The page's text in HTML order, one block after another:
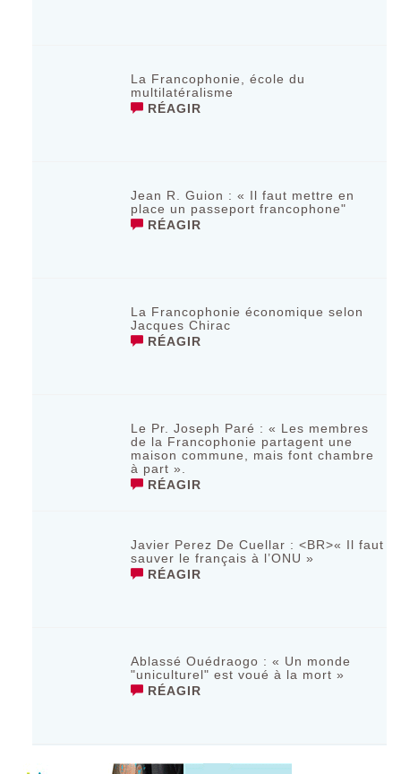
La Francophonie, école du
multilatéralisme
RÉAGIR
Jean R. Guion : « Il faut mettre en
place un passeport francophone"
RÉAGIR
La Francophonie économique selon
Jacques Chirac
RÉAGIR
Le Pr. Joseph Paré : « Les membres
de la Francophonie partagent une
maison commune, mais font chambre
à part ».
RÉAGIR
Javier Perez De Cuellar : <BR>« Il faut
sauver le français à l’ONU »
RÉAGIR
Ablassé Ouédraogo : « Un monde
"uniculturel" est voué à la mort »
RÉAGIR